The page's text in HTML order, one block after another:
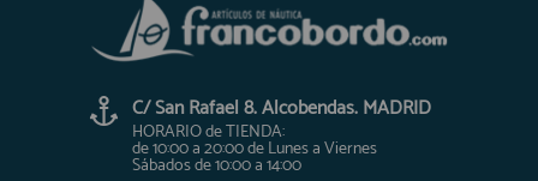
C/ San Rafael 8. Alcobendas. MADRID
HORARIO de TIENDA:
de 10:00 a 20:00 de Lunes a Viernes
Sábados de 10:00 a 14:00